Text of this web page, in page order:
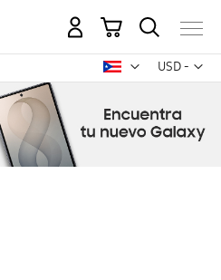
USD -
dólar
Mi carrito